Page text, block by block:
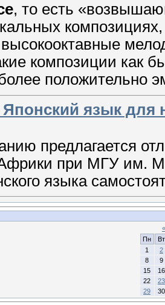
, то есть
композиции как
положительно
язык для
предлагается
при МГУ им.
языка
«
Пн
Вт
1
2
8
9
15
16
22
23
29
30